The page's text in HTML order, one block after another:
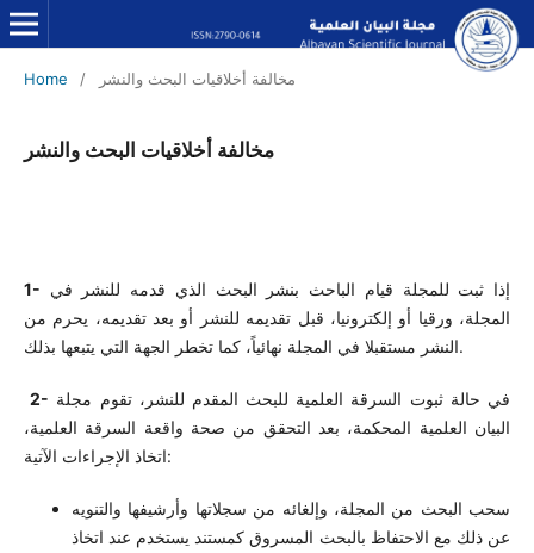
Home / مخالفة أخلاقيات البحث والنشر
مخالفة أخلاقيات البحث والنشر
1-
المجلة، ورقيا أو إلكترونيا، قبل تقديمه للنشر أو بعد تقديمه، يحرم من
النشر مستقبلا في المجلة نهائياً، كما تخطر الجهة التي يتبعها بذلك.
2-
البيان العلمية المحكمة، بعد التحقق من صحة واقعة السرقة العلمية،
اتخاذ الإجراءات الآتية:
سحب البحث من المجلة، وإلغائه من سجلاتها وأرشيفها والتنويه
عن ذلك مع الاحتفاظ بالبحث المسروق كمستند يستخدم عند اتخاذ